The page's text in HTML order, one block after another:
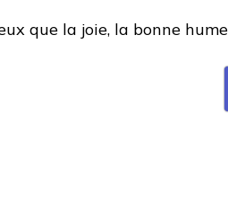
que la joie, la bonne